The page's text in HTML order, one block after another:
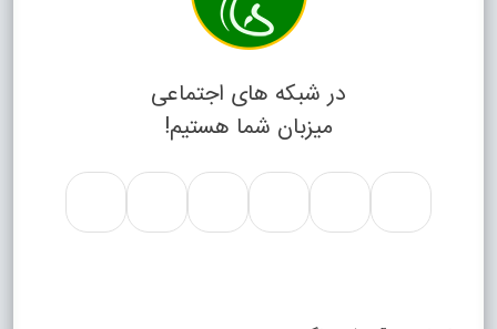
در شبکه های اجتماعی
میزبان شما هستیم!